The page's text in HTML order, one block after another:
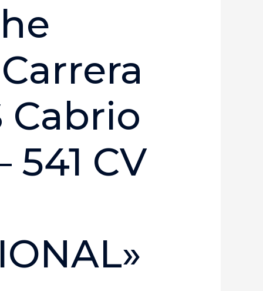
Cabrio
541 CV